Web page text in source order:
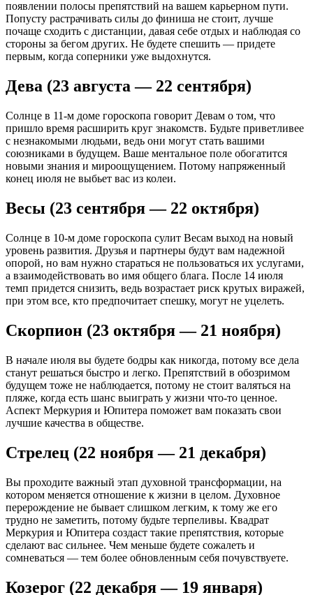
появлении полосы препятствий на вашем карьерном пути.
Попусту растрачивать силы до финиша не стоит, лучше
почаще сходить с дистанции, давая себе отдых и наблюдая со
стороны за бегом других. Не будете спешить — придете
первым, когда соперники уже выдохнутся.
Дева (23 августа — 22 сентября)
Солнце в 11-м доме гороскопа говорит Девам о том, что
пришло время расширить круг знакомств. Будьте приветливее
с незнакомыми людьми, ведь они могут стать вашими
союзниками в будущем. Ваше ментальное поле обогатится
новыми знания и мироощущением. Потому напряженный
конец июля не выбьет вас из колеи.
Весы (23 сентября — 22 октября)
Солнце в 10-м доме гороскопа сулит Весам выход на новый
уровень развития. Друзья и партнеры будут вам надежной
опорой, но вам нужно стараться не пользоваться их услугами,
а взаимодействовать во имя общего блага. После 14 июля
темп придется снизить, ведь возрастает риск крутых виражей,
при этом все, кто предпочитает спешку, могут не уцелеть.
Скорпион (23 октября — 21 ноября)
В начале июля вы будете бодры как никогда, потому все дела
станут решаться быстро и легко. Препятствий в обозримом
будущем тоже не наблюдается, потому не стоит валяться на
пляже, когда есть шанс выиграть у жизни что-то ценное.
Аспект Меркурия и Юпитера поможет вам показать свои
лучшие качества в обществе.
Стрелец (22 ноября — 21 декабря)
Вы проходите важный этап духовной трансформации, на
котором меняется отношение к жизни в целом. Духовное
перерождение не бывает слишком легким, к тому же его
трудно не заметить, потому будьте терпеливы. Квадрат
Меркурия и Юпитера создаст такие препятствия, которые
сделают вас сильнее. Чем меньше будете сожалеть и
сомневаться — тем более обновленным себя почувствуете.
Козерог (22 декабря — 19 января)